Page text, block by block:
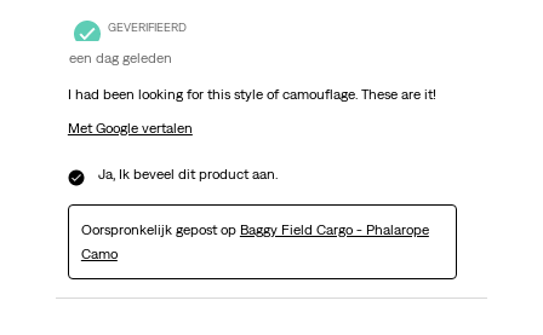
GEVERIFIEERD
een dag geleden
I had been looking for this style of camouflage. These are it!
Met Google vertalen
Ja, Ik beveel dit product aan.
Oorspronkelijk gepost op Baggy Field Cargo - Phalarope
Camo